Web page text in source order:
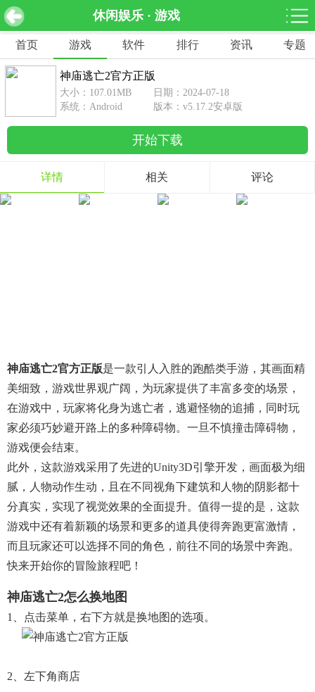
休闲娱乐 · 游戏
网游分类 软件分类
休闲益智
462款游戏
赛车竞速
122款游戏
43款游戏
1642款游戏
动作射击
351款游戏
69款游戏
经营养成
策略塔防
冒险解谜
首页 游戏 软件 排行 资讯 专题
神庙逃亡2官方正版 v5.17.2安卓版 下载
神庙逃亡2官方正版
大小：107.01MB
日期：2024-07-18
系统：Android
版本：v5.17.2安卓版
开始下载
详情 相关 评论
神庙逃亡2官方正版是一款引人入胜的跑酷类手游，其画面精
美细致，游戏世界观广阔，为玩家提供了丰富多变的场景，
在游戏中，玩家将化身为逃亡者，逃避怪物的追捕，同时玩
家必须巧妙避开路上的多种障碍物。一旦不慎撞击障碍物，
游戏便会结束。
此外，这款游戏采用了先进的Unity3D引擎开发，画面极为细
腻，人物动作生动，且在不同视角下建筑和人物的阴影都十
分真实，实现了视觉效果的全面提升。值得一提的是，这款
游戏中还有着新颖的场景和更多的道具使得奔跑更富激情，
而且玩家还可以选择不同的角色，前往不同的场景中奔跑。
快来开始你的冒险旅程吧！
神庙逃亡2怎么换地图
1、点击菜单，右下方就是换地图的选项。
2、左下角商店